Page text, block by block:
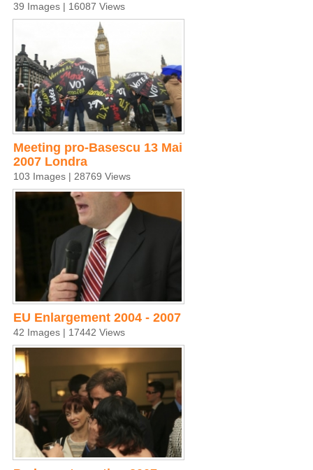
39 Images | 16087 Views
Meeting pro-Basescu 13 Mai
2007 Londra
103 Images | 28769 Views
EU Enlargement 2004 - 2007
42 Images | 17442 Views